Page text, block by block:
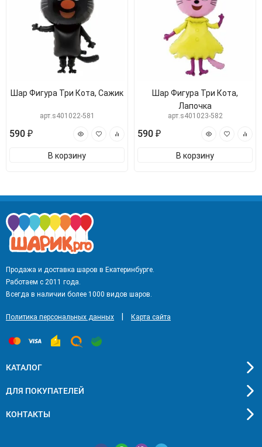
Шар Фигура Три Кота, Сажик
арт.s401022-581
590 ₽
В корзину
Шар Фигура Три Кота,
Лапочка
арт.s401023-582
590 ₽
В корзину
Продажа и доставка шаров в Екатеринбурге.
Работаем с 2011 года.
Всегда в наличии более 1000 видов шаров.
Политика персональных данных Карта сайта
КАТАЛОГ
ДЛЯ ПОКУПАТЕЛЕЙ
КОНТАКТЫ